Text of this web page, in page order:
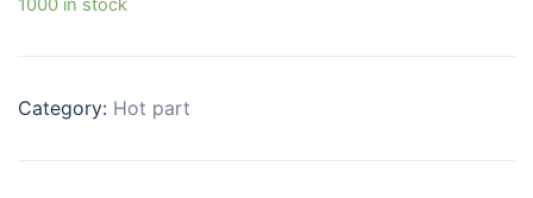
1000 in stock
Category: Hot part